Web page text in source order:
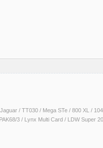
/ TT030 / Mega STe / 800 XL /
3 / Lynx Multi Card / LDW Super